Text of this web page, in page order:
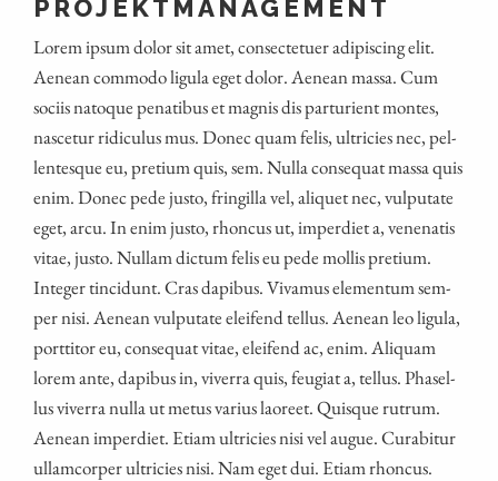
PROJEKTMANAGEMENT
Lorem ipsum dolor sit amet, con­sec­te­tuer adi­pi­scing elit.
Aene­an com­mo­do ligu­la eget dolor. Aene­an mas­sa. Cum
soci­is nato­que pena­ti­bus et mag­nis dis par­tu­ri­ent mon­tes,
nasce­tur ridi­cu­lus mus. Donec quam felis, ultri­ci­es nec, pel­
len­tes­que eu, pre­ti­um quis, sem. Nulla con­se­quat mas­sa quis
enim. Donec pede jus­to, frin­gil­la vel, ali­quet nec, vul­pu­ta­te
eget, arcu. In enim jus­to, rhon­cus ut, imper­diet a, venena­tis
vitae, jus­to. Null­am dic­tum felis eu pede mol­lis pre­ti­um.
Inte­ger tin­cidunt. Cras dapi­bus. Viva­mus ele­mentum sem­
per nisi. Aene­an vul­pu­ta­te eleifend tel­lus. Aene­an leo ligu­la,
port­ti­tor eu, con­se­quat vitae, eleifend ac, enim. Ali­quam
lorem ante, dapi­bus in, viver­ra quis, feu­gi­at a, tel­lus. Pha­sel­
lus viver­ra nulla ut metus vari­us lao­reet. Quis­que rut­rum.
Aene­an imper­diet. Eti­am ultri­ci­es nisi vel augue. Curab­i­tur
ullam­cor­per ultri­ci­es nisi. Nam eget dui. Eti­am rhon­cus.